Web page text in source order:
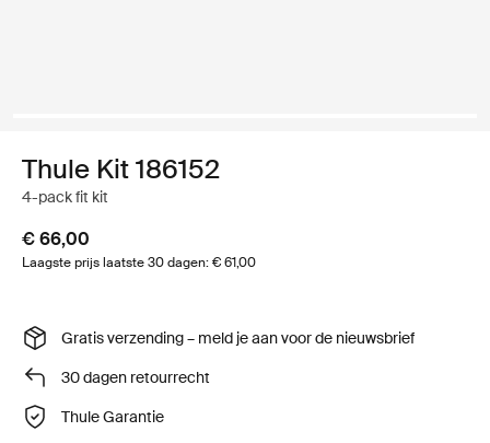
Thule Kit 186152
4-pack fit kit
€ 66,00
Laagste prijs laatste 30 dagen: € 61,00
Gratis verzending – meld je aan voor de nieuwsbrief
30 dagen retourrecht
Thule Garantie